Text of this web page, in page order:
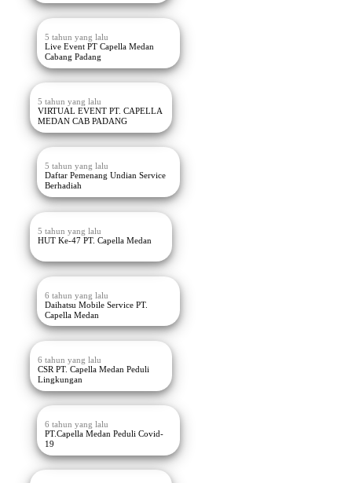
5 tahun yang lalu
Live Event PT Capella Medan
Cabang Padang
5 tahun yang lalu
VIRTUAL EVENT PT. CAPELLA
MEDAN CAB PADANG
5 tahun yang lalu
Daftar Pemenang Undian Service
Berhadiah
5 tahun yang lalu
HUT Ke-47 PT. Capella Medan
6 tahun yang lalu
Daihatsu Mobile Service PT.
Capella Medan
6 tahun yang lalu
CSR PT. Capella Medan Peduli
Lingkungan
6 tahun yang lalu
PT.Capella Medan Peduli Covid-
19